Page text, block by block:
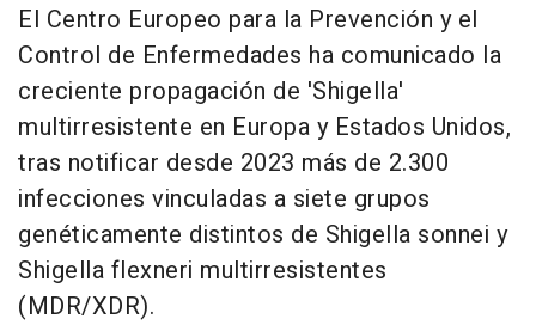
El Centro Europeo para la Prevención y el
Control de Enfermedades ha comunicado la
creciente propagación de 'Shigella'
multirresistente en Europa y Estados Unidos,
tras notificar desde 2023 más de 2.300
infecciones vinculadas a siete grupos
genéticamente distintos de Shigella sonnei y
Shigella flexneri multirresistentes
(MDR/XDR).